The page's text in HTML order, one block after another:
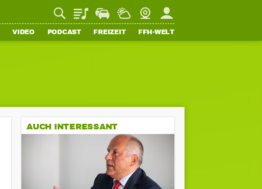
PlaylistStaupilotWetterWebcamMein FFH
VIDEO PODCAST FREIZEIT FFH-WELT
AUCH INTERESSANT